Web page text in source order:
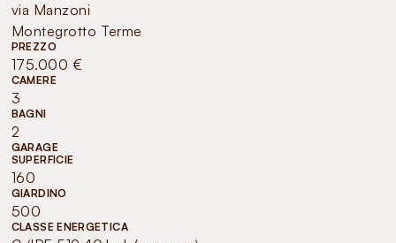
via Manzoni
Montegrotto Terme
PREZZO
175.000 €
CAMERE
3
BAGNI
2
GARAGE
SUPERFICIE
160
GIARDINO
500
CLASSE ENERGETICA